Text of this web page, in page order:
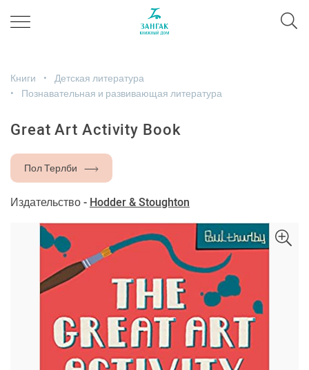
Книги
Детская литература
Познавательная и развивающая литература
Great Art Activity Book
Пол Терлби
Издательство - Hodder & Stoughton